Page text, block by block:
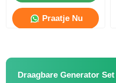
Praatje Nu
Draagbare Generator Set